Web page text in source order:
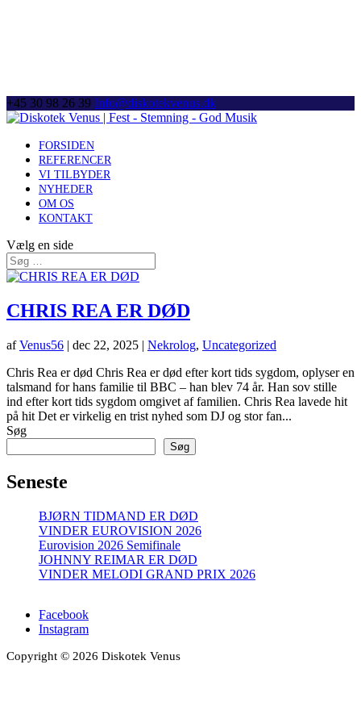
+45 30 98 26 39 Info@diskotekvenus.dk
FORSIDEN
REFERENCER
VI TILBYDER
NYHEDER
OM OS
KONTAKT
Vælg en side
CHRIS REA ER DØD
afVenus56 | dec 22, 2025 | Nekrolog, Uncategorized
Chris Rea er død Chris Rea er død efter kort tids sygdom, oplyser en
talsmand for hans familie til BBC – han blev 74 år. Han sov stille
ind efter kort tids sygdom omgivet af familien. Chris Rea lavede hit
på hit Det er virkelig en trist nyhed som DJ og stor fan...
Søg
Søg
Seneste
BJØRN TIDMAND ER DØD
VINDER EUROVISION 2026
Eurovision 2026 Semifinale
JOHNNY REIMAR ER DØD
VINDER MELODI GRAND PRIX 2026
Facebook
Instagram
Copyright © 2026 Diskotek Venus